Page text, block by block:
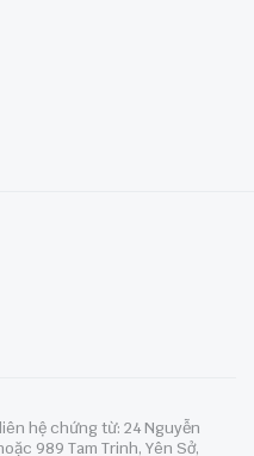
hệ chứng từ: 24 Nguyễn
989 Tam Trinh, Yên Sở,